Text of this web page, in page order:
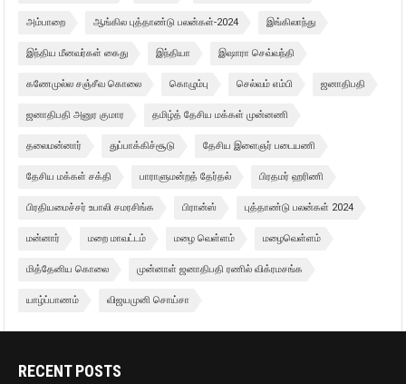
அம்பாறை ஆங்கில புத்தாண்டு பலன்கள்-2024 இங்கிலாந்து
இந்திய மீனவர்கள் கைது இந்தியா இஷாரா செவ்வந்தி
கணேமுல்ல சஞ்சீவ கொலை கொழும்பு செல்வம் எம்பி ஜனாதிபதி
ஜனாதிபதி அனுர குமார தமிழ்த் தேசிய மக்கள் முன்னணி
தலைமன்னார் துப்பாக்கிச்சூடு தேசிய இளைஞர் படையணி
தேசிய மக்கள் சக்தி பாராளுமன்றத் தேர்தல் பிரதமர் ஹரிணி
பிரதியமைச்சர் உபாலி சமரசிங்க பிரான்ஸ் புத்தாண்டு பலன்கள் 2024
மன்னார் மறை மாவட்டம் மழை வெள்ளம் மழைவெள்ளம்
மித்தேனிய கொலை முன்னாள் ஜனாதிபதி ரணில் விக்ரமசங்க
யாழ்ப்பாணம் விஜயமுனி சொய்சா
RECENT POSTS